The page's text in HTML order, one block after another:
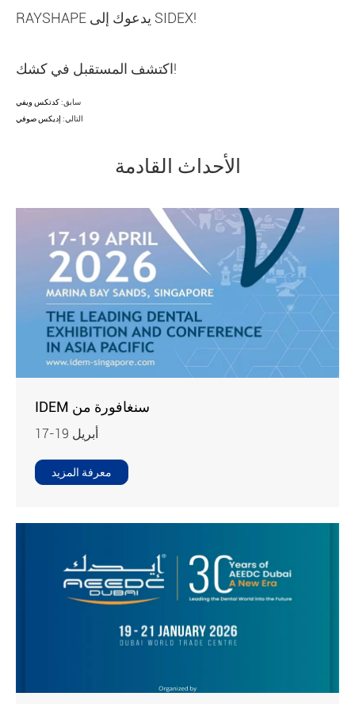
RAYSHAPE يدعوك إلى SIDEX!
اكتشف المستقبل في كشك!
سابق:كدتكس ويفي
التالي: إديكس صوفي
الأحداث القادمة
IDEM سنغافورة من
17-19 أبريل
معرفة المزيد